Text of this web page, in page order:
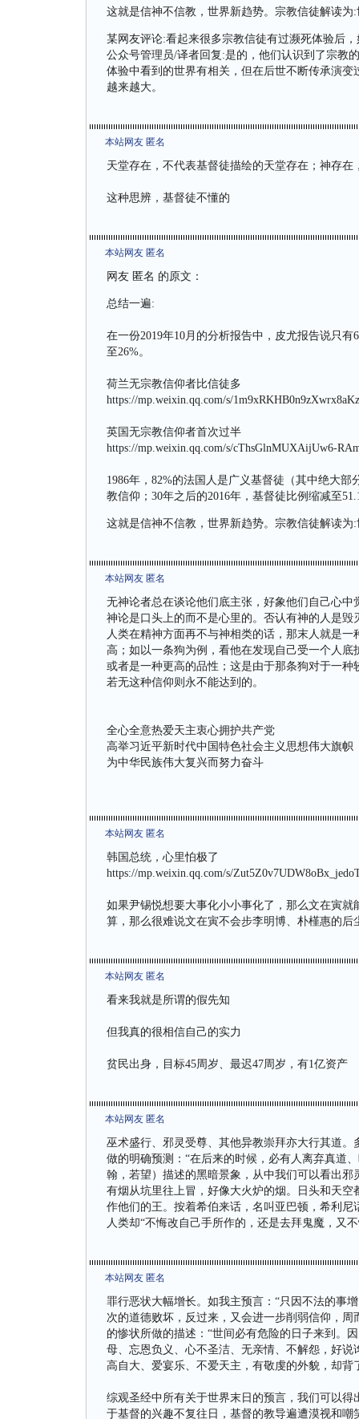
这就是信神不信教，世界新趋势。宗教信徒解读
某网友评论:看起来很多宗教信徒有过濒死体验后
公众号管理员/译者回复:是的，他们认识到了宗教
体验中看到的世界有相关，但在后世不断传承演
越来越大。
本站网友 匿名
天堂存在，不代表基督徒描绘的天堂存在；神存在
这种思辨，基督徒不懂的
本站网友 匿名
网友 匿名 的原文：
总结一遍:
在一份2019年10月的分析报告中，皮尤报告说只
至26%。
荷兰无宗教信仰者比信徒多
https://mp.weixin.qq.com/s/
英国无宗教信仰者首次过半
https://mp.weixin.qq.com/s/cThsGlnMUXAijUw6-
1986年，82%的法国人是广义基督徒（其中绝大
教信仰；30年之后的2016年，基督徒比例缩减至
这就是信神不信教，世界新趋势。宗教信徒解读
本站网友 匿名
无神论者总在谈论他们底主张，好象他们自己心
神论是口头上的而不是心里的。否认有神的人是
人类在精神方面再不与神相类的话，那末人就是
高；如以一条狗为例，看他在发现自己受一个人
或者是一种更高的品性；这是由于那条狗对于一
若无这种信仰则永不能达到的。
全心全意热爱天主衷心拥护共产党
高举习近平新时代中国特色社会主义思想伟大旗帜
为中华民族伟大复兴而努力奋斗
本站网友 匿名
韩国总统，心里怕极了
https://mp.weixin.qq.com/s/
如果尹锡悦想要大事化小小事化了，那么文在寅
算，那么很难说文在寅不会步李明博、朴槿惠的后
本站网友 匿名
看来我就是所谓的假先知
但我真的很相信自己的实力
贫民出身，目标45周岁、最迟47周岁，有1亿资产
本站网友 匿名
巫术盛行、邪灵受尊、其他异教崇拜亦大行其道
做的明确预测：“在后来的时候，必有人离弃真道
翰，若望）描述的黑暗景象，从中我们可以看出
有烟从坑里往上冒，好像大火炉的烟。日头和天
作他们的王。按着希伯来话，名叫亚巴顿，希利
人类却“不悔改自己手所作的，还是去拜鬼魔，又
本站网友 匿名
罪行恶状大幅增长。如我主预言：“只因不法的事
次的道德败坏，反过来，又会进一步削弱信仰，
的惨状所做的描述：“世间必有危险的日子来到。
母、忘恩负义、心不圣洁、无亲情、不解怨，好
高自大、爱宴乐、不爱天主，有敬虔的外貌，却背
综观圣经中所有关于世界末日的预言，我们可以
于基督的兴趣不复往日，基督的教导遍遭漠视和